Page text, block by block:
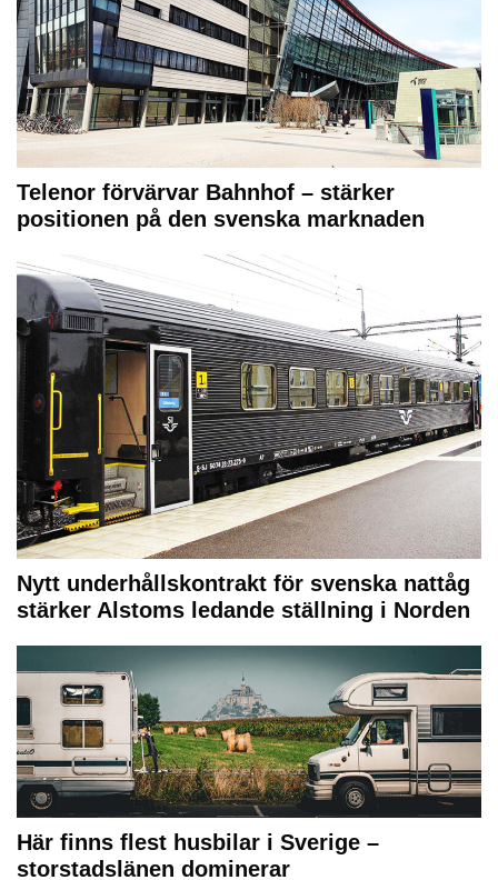
Telenor förvärvar Bahnhof – stärker
positionen på den svenska marknaden
Nytt underhållskontrakt för svenska nattåg
stärker Alstoms ledande ställning i Norden
Här finns flest husbilar i Sverige –
storstadslänen dominerar